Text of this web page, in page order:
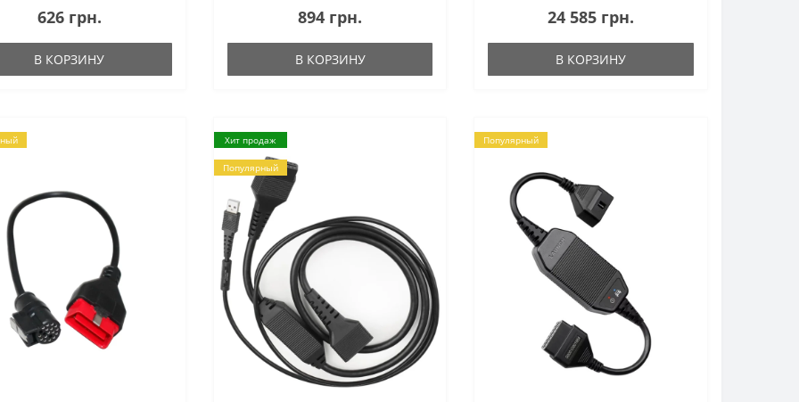
626 грн.
В КОРЗИНУ
894 грн.
В КОРЗИНУ
24 585 грн.
В КОРЗИНУ
Хит продаж
Популярный
Популярный